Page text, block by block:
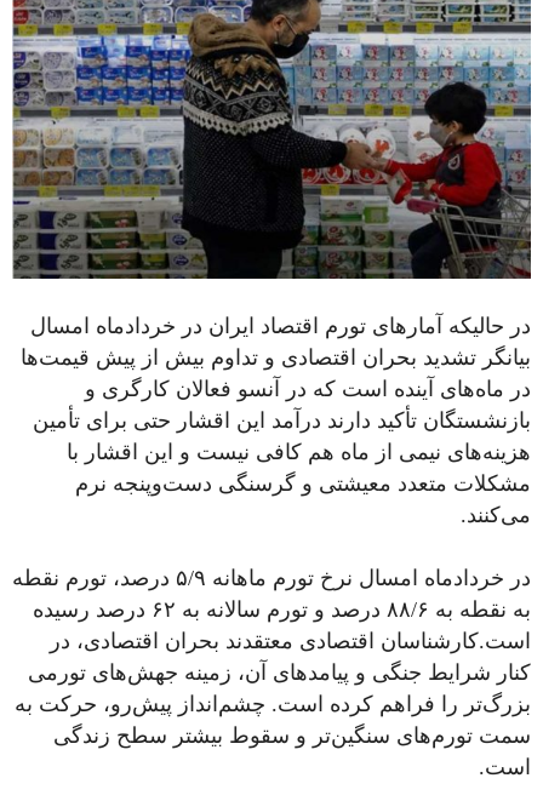
در حالیکه آمارهای تورم اقتصاد ایران در خردادماه امسال
بیانگر تشدید بحران اقتصادی و تداوم بیش از پیش قیمت‌ها
در ماه‌های آینده است که در آنسو فعالان کارگری و
بازنشستگان تأکید دارند درآمد این اقشار حتی برای تأمین
هزینه‌های نیمی از ماه هم کافی نیست و این اقشار با
مشکلات متعدد معیشتی و گرسنگی دست‌وپنجه نرم
می‌کنند.
در خردادماه امسال نرخ تورم ماهانه ۵/۹ درصد، تورم نقطه
به نقطه به ۸۸/۶ درصد و تورم سالانه به ۶۲ درصد رسیده
است.کارشناسان اقتصادی معتقدند بحران اقتصادی، در
کنار شرایط جنگی و پیامدهای آن، زمینه جهش‌های تورمی
بزرگ‌تر را فراهم کرده است. چشم‌انداز پیش‌رو، حرکت به
سمت تورم‌های سنگین‌تر و سقوط بیشتر سطح زندگی
است.